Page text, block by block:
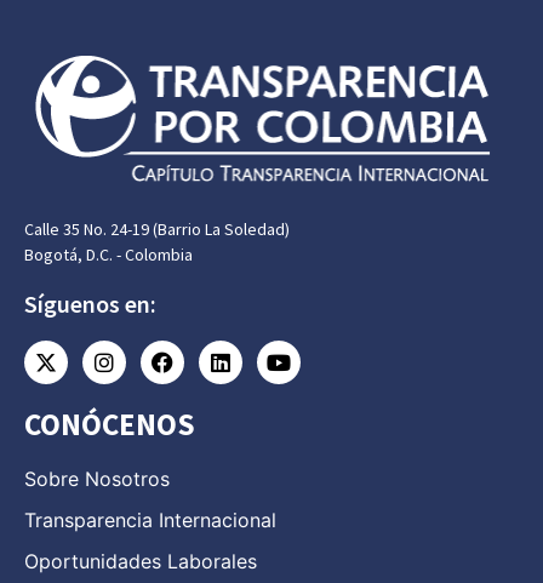
Calle 35 No. 24-19 (Barrio La Soledad)
Bogotá, D.C. - Colombia
Síguenos en:
CONÓCENOS
Sobre Nosotros
Transparencia Internacional
Oportunidades Laborales